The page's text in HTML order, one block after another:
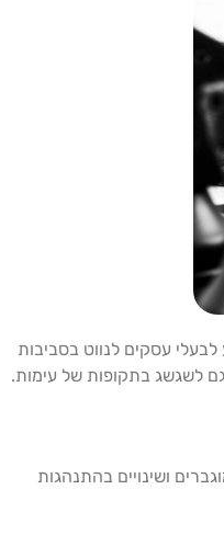
בסיוע לבעלי עסקים לנווט בסביבות
לשגשג בתקופות של עימות.
ושינויים בהתנהגות